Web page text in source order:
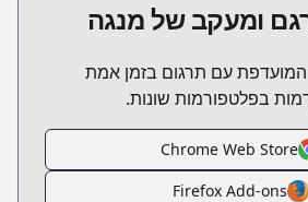
ומעקב של מנגה
עם תרגום בזמן אמת
בפלטפורמות שונות.
Chrome Web Store
Firefox Add-ons